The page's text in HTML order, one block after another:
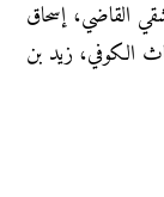
القاضي، إسحاق
الكوفي، زيد بن